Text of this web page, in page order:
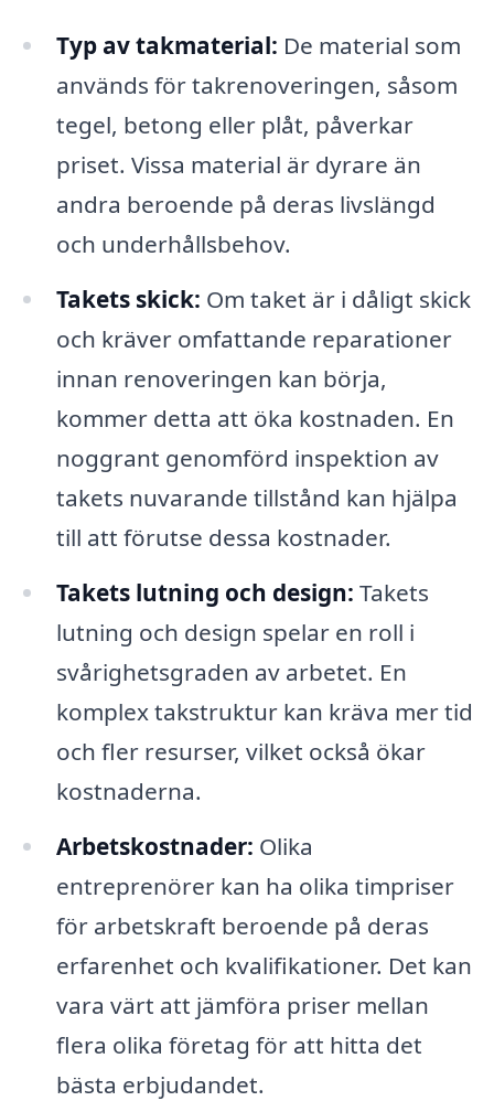
Typ av takmaterial: De material som
används för takrenoveringen, såsom
tegel, betong eller plåt, påverkar
priset. Vissa material är dyrare än
andra beroende på deras livslängd
och underhållsbehov.
Takets skick: Om taket är i dåligt skick
och kräver omfattande reparationer
innan renoveringen kan börja,
kommer detta att öka kostnaden. En
noggrant genomförd inspektion av
takets nuvarande tillstånd kan hjälpa
till att förutse dessa kostnader.
Takets lutning och design: Takets
lutning och design spelar en roll i
svårighetsgraden av arbetet. En
komplex takstruktur kan kräva mer tid
och fler resurser, vilket också ökar
kostnaderna.
Arbetskostnader: Olika
entreprenörer kan ha olika timpriser
för arbetskraft beroende på deras
erfarenhet och kvalifikationer. Det kan
vara värt att jämföra priser mellan
flera olika företag för att hitta det
bästa erbjudandet.